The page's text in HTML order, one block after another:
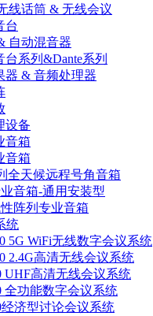
线话筒 & 无线会议
台
自动混音器
台系列&Dante系列
器 & 音频处理器
设备
音箱
音箱
全天候远程号角音箱
音箱-通用安装型
阵列专业音箱
统
5G WiFi无线数字会议系统
2.4G高清无线会议系统
UHF高清无线会议系统
全功能数字会议系统
经济型讨论会议系统